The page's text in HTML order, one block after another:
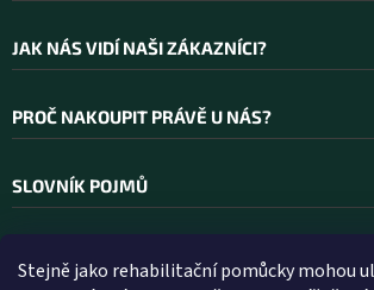
Stejně jako rehabilitační pomůcky mohou
JAK NÁS VIDÍ NAŠI ZÁKAZNÍCI?
PROČ NAKOUPIT PRÁVĚ U NÁS?
SLOVNÍK POJMŮ